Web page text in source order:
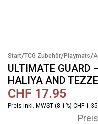
Start/TCG Zubehör/Playmats/
ULTIMATE GUARD
HALIYA AND
CHF 17.95
Preis inkl. MWST (8.1%) CHF 1.35